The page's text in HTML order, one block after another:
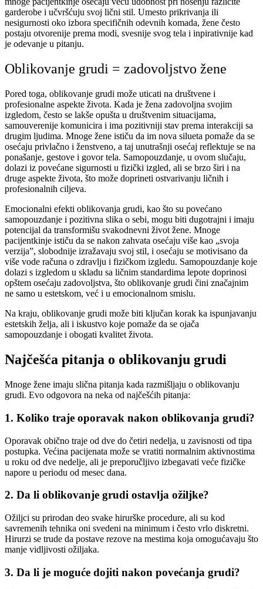
garderobe i učvršćuju svoj lični stil. Umesto prikrivanja ili
nesigurnosti oko izbora specifičnih odevnih komada, žene često
postaju otvorenije prema modi, svesnije svog tela i inpirativnije kad
je odevanje u pitanju.
Oblikovanje grudi = zadovoljstvo žene
Pored toga, oblikovanje grudi može uticati na društvene i
profesionalne aspekte života. Kada je žena zadovoljna svojim
izgledom, često se lakše opušta u društvenim situacijama,
samouverenije komunicira i ima pozitivniji stav prema interakciji sa
drugim ljudima. Mnoge žene ističu da im nova silueta pomaže da se
osećaju privlačno i ženstveno, a taj unutrašnji osećaj reflektuje se na
ponašanje, gestove i govor tela. Samopouzdanje, u ovom slučaju,
dolazi iz povećane sigurnosti u fizički izgled, ali se brzo širi i na
druge aspekte života, što može doprineti ostvarivanju ličnih i
profesionalnih ciljeva.
Emocionalni efekti oblikovanja grudi, kao što su povećano
samopouzdanje i pozitivna slika o sebi, mogu biti dugotrajni i imaju
potencijal da transformišu svakodnevni život žene. Mnoge
pacijentkinje ističu da se nakon zahvata osećaju više kao „svoja
verzija”, slobodnije izražavaju svoj stil, i osećaju se motivisano da
više vode računa o zdravlju i fizičkom izgledu. Samopouzdanje koje
dolazi s izgledom u skladu sa ličnim standardima lepote doprinosi
opštem osećaju zadovoljstva, što oblikovanje grudi čini značajnim
ne samo u estetskom, već i u emocionalnom smislu.
Na kraju, oblikovanje grudi može biti ključan korak ka ispunjavanju
estetskih želja, ali i iskustvo koje pomaže da se ojača
samopouzdanje i obogati kvalitet života.
Najčešća pitanja o oblikovanju grudi
Mnoge žene imaju slična pitanja kada razmišljaju o oblikovanju
grudi. Evo odgovora na neka od najčešćih pitanja:
1. Koliko traje oporavak nakon oblikovanja grudi?
Oporavak obično traje od dve do četiri nedelja, u zavisnosti od tipa
postupka. Većina pacijenata može se vratiti normalnim aktivnostima
u roku od dve nedelje, ali je preporučljivo izbegavati veće fizičke
napore u periodu od mesec dana.
2. Da li oblikovanje grudi ostavlja ožiljke?
Ožiljci su prirodan deo svake hirurške procedure, ali su kod
savremenih tehnika oni svedeni na minimum i često vrlo diskretni.
Hirurzi se trude da postave rezove na mestima koja omogućavaju što
manje vidljivosti ožiljaka.
3. Da li je moguće dojiti nakon povećanja grudi?